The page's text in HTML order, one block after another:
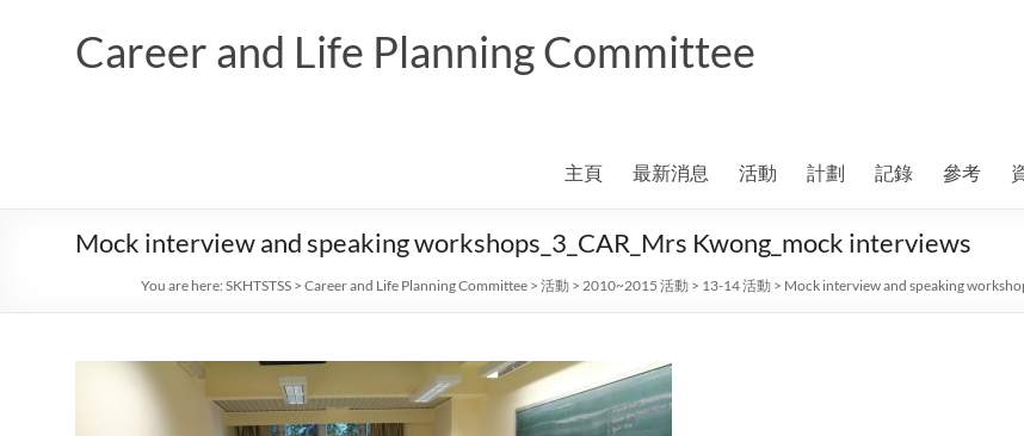
Career and Life Planning Committee
主頁 最新消息 活動 計劃 記錄 參考
Mock interview and speaking workshops_3_CAR_Mrs Kwong_mock interviews
You are here:SKHTSTSS > Career and Life Planning Committee > 活動 > 2010~2015 活動 > 13-14 活動 > Mock interview and speaking